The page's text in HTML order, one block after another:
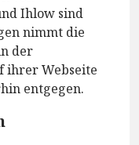
Ihlow sind
nimmt die
der
ihrer Webseite
entgegen.